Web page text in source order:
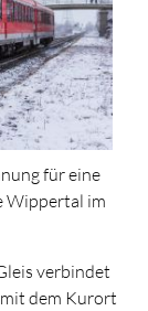
für eine
Wippertal im
verbindet
dem Kurort